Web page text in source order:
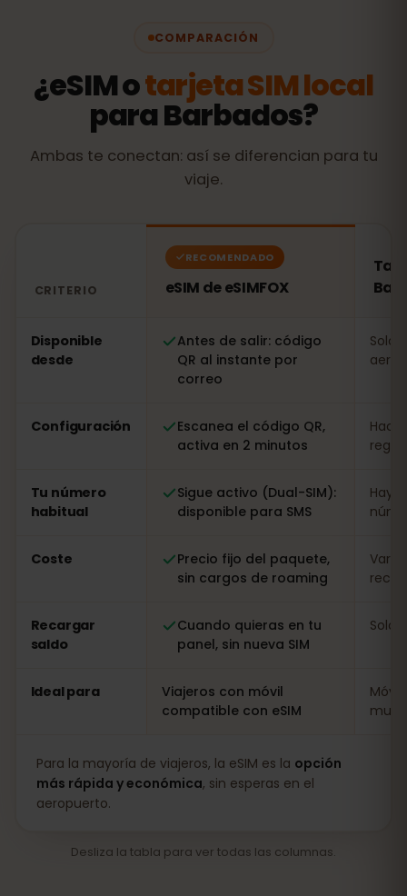
COMPARACIÓN
¿eSIM otarjeta SIM local
para Barbados?
Ambas te conectan: así se diferencian para tu
viaje.
CRITERIO
RECOMENDADO
eSIM de eSIMFOX
Disponible
desde
Antes de salir: código
QR al instante por
correo
Solo
Configuración
Escanea el código QR,
activa en 2 minutos
Tu número
habitual
Sigue activo (Dual-SIM):
disponible para SMS
Hay
Coste
Precio fijo del paquete,
sin cargos de roaming
Recargar
saldo
Cuando quieras en tu
panel, sin nueva SIM
Solo
Ideal para
Viajeros con móvil
compatible con eSIM
muy
Para la mayoría de viajeros, la eSIM es la opción
más rápida y económica, sin esperas en el
aeropuerto.
Desliza la tabla para ver todas las columnas.